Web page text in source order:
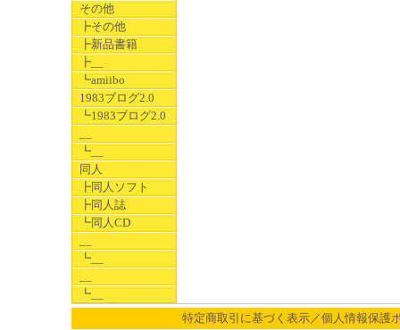
その他
┣その他
┣新品書籍
┣__
┗amiibo
1983ブログ2.0
┗1983ブログ2.0
┗__
同人
┣同人ソフト
┣同人誌
┗同人CD
┗__
┗__
特定商取引に基づく表示／個人情報保護